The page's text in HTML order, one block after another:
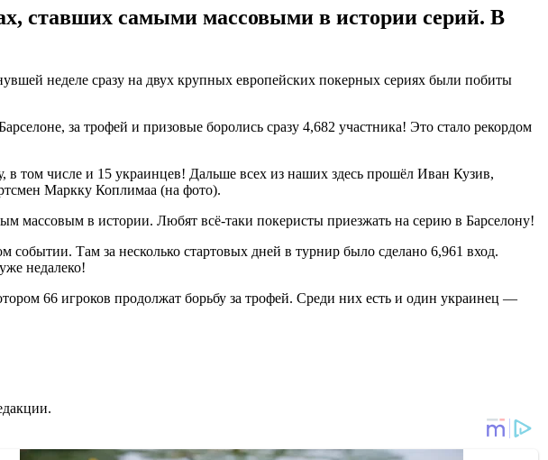
ставших самыми массовыми в истории серий. В
неделе сразу на двух крупных европейских покерных сериях были побиты
за трофей и призовые боролись сразу 4,682 участника! Это стало рекордом
в том числе и 15 украинцев! Дальше всех из наших здесь прошёл Иван Кузив,
Маркку Коплимаа (на фото).
массовым в истории. Любят всё-таки покеристы приезжать на серию в Барселону!
событии. Там за несколько стартовых дней в турнир было сделано 6,961 вход.
недалеко!
66 игроков продолжат борьбу за трофей. Среди них есть и один украинец —